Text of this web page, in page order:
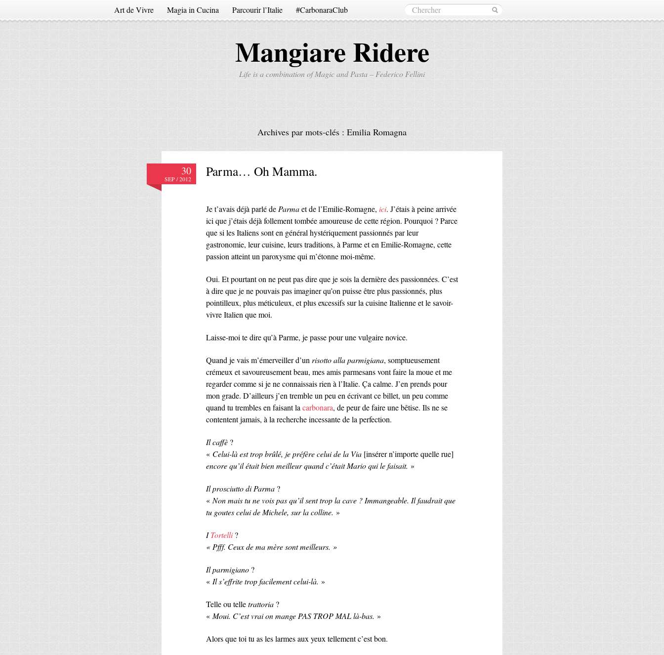
Art de Vivre Magia in Cucina Parcourir l’Italie #CarbonaraClub
Mangiare Ridere
Life is a combination of Magic and Pasta – Federico Fellini
Archives par mots-clés : Emilia Romagna
30
SEP / 2012 Parma… Oh Mamma.
Je t’avais déjà parlé de Parmaet de l’Emilie-Romagne, ici. J’étais à peine arrivée
ici que j’étais déjà follement tombée amoureuse de cette région. Pourquoi ? Parce
que si les Italiens sont en général hystériquement passionnés par leur
gastronomie, leur cuisine, leurs traditions, à Parme et en Emilie-Romagne, cette
passion atteint un paroxysme qui m’étonne moi-même.
Oui. Et pourtant on ne peut pas dire que je sois la dernière des passionnées. C’est
à dire que je ne pouvais pas imaginer qu’on puisse être plus passionnés, plus
pointilleux, plus méticuleux, et plus excessifs sur la cuisine Italienne et le savoir-
vivre Italien que moi.
Laisse-moi te dire qu’à Parme, je passe pour une vulgaire novice.
Quand je vais m’émerveiller d’un risotto alla parmigiana, somptueusement
crémeux et savoureusement beau, mes amis parmesans vont faire la moue et me
regarder comme si je ne connaissais rien à l’Italie. Ça calme. J’en prends pour
mon grade. D’ailleurs j’en tremble un peu en écrivant ce billet, un peu comme
quand tu trembles en faisant la carbonara, de peur de faire une bêtise. Ils ne se
contentent jamais, à la recherche incessante de la perfection.
Il caffè ?
« Celui-là est trop brûlé, je préfère celui de la Via [insérer n’importe quelle rue]
encore qu’il était bien meilleur quand c’était Mario qui le faisait. »
Il prosciutto di Parma ?
« Non mais tu ne vois pas qu’il sent trop la cave ? Immangeable. Il faudrait que
tu goutes celui de Michele, sur la colline. »
ITortelli?
« Pfff. Ceux de ma mère sont meilleurs. »
Il parmigiano ?
« Il s’effrite trop facilement celui-là. »
Telle ou telletrattoria ?
« Moui. C’est vrai on mange PAS TROP MAL là-bas. »
Alors que toi tu as les larmes aux yeux tellement c’est bon.